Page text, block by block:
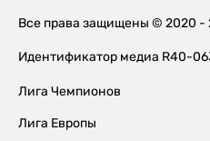
Все права защищены © 2020
Идентификатор медиа R40-
Лига Чемпионов
Лига Европы